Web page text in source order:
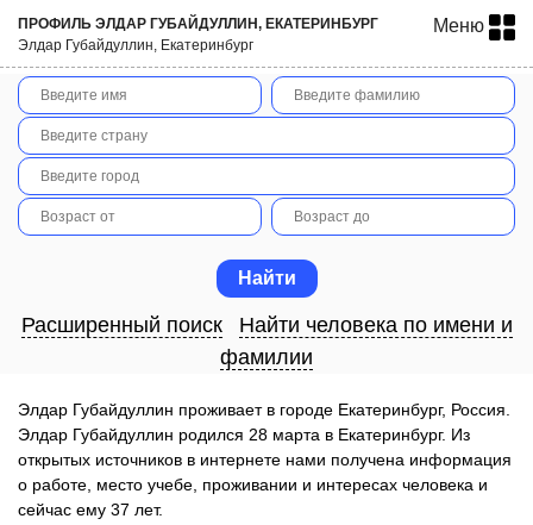
ПРОФИЛЬ ЭЛДАР ГУБАЙДУЛЛИН, ЕКАТЕРИНБУРГ
Элдар Губайдуллин, Екатеринбург
Меню
Расширенный поиск
Найти человека по имени и
фамилии
Элдар Губайдуллин проживает в городе Екатеринбург, Россия.
Элдар Губайдуллин родился 28 марта в Екатеринбург. Из
открытых источников в интернете нами получена информация
о работе, место учебе, проживании и интересах человека и
сейчас ему 37 лет.